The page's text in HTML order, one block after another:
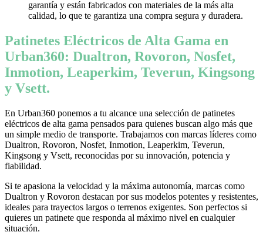
garantía y están fabricados con materiales de la más alta
calidad, lo que te garantiza una compra segura y duradera.
Patinetes Eléctricos de Alta Gama en
Urban360: Dualtron, Rovoron, Nosfet,
Inmotion, Leaperkim, Teverun, Kingsong
y Vsett.
En Urban360 ponemos a tu alcance una selección de patinetes
eléctricos de alta gama pensados para quienes buscan algo más que
un simple medio de transporte. Trabajamos con marcas líderes como
Dualtron, Rovoron, Nosfet, Inmotion, Leaperkim, Teverun,
Kingsong y Vsett, reconocidas por su innovación, potencia y
fiabilidad.
Si te apasiona la velocidad y la máxima autonomía, marcas como
Dualtron y Rovoron destacan por sus modelos potentes y resistentes,
ideales para trayectos largos o terrenos exigentes. Son perfectos si
quieres un patinete que responda al máximo nivel en cualquier
situación.